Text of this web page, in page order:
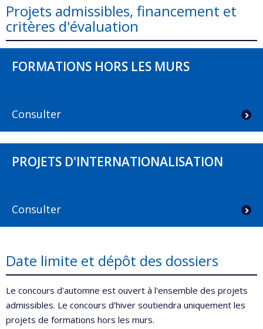
Projets admissibles, financement et
critères d'évaluation
FORMATIONS HORS LES MURS
Consulter
PROJETS D'INTERNATIONALISATION
Consulter
Date limite et dépôt des dossiers
Le concours d'automne est ouvert à l'ensemble des projets
admissibles. Le concours d'hiver soutiendra uniquement les
projets de formations hors les murs.